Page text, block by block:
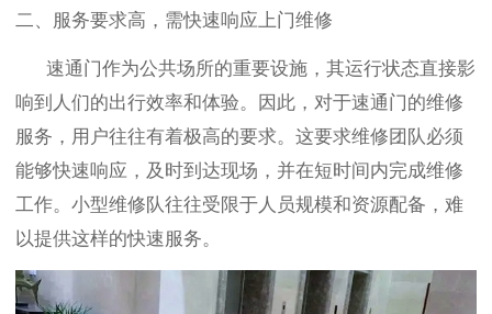
二、服务要求高，需快速响应上门维修
速通门作为公共场所的重要设施，其运行状态直接影
响到人们的出行效率和体验。因此，对于速通门的维修
服务，用户往往有着极高的要求。这要求维修团队必须
能够快速响应，及时到达现场，并在短时间内完成维修
工作。小型维修队往往受限于人员规模和资源配备，难
以提供这样的快速服务。